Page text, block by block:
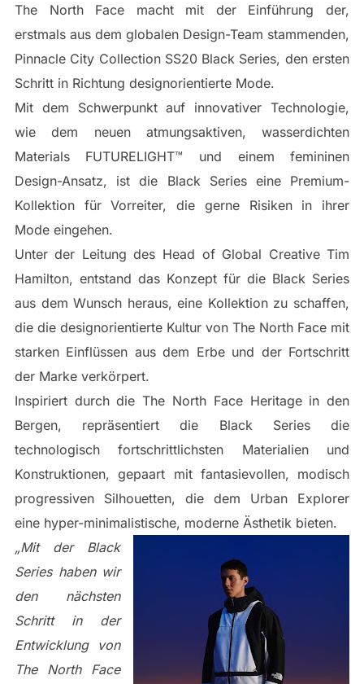
The North Face macht mit der Einführung der,
erstmals aus dem globalen Design-Team stammenden,
Pinnacle City Collection SS20 Black Series, den ersten
Schritt in Richtung designorientierte Mode.
Mit dem Schwerpunkt auf innovativer Technologie,
wie dem neuen atmungsaktiven, wasserdichten
Materials FUTURELIGHT™ und einem femininen
Design-Ansatz, ist die Black Series eine Premium-
Kollektion für Vorreiter, die gerne Risiken in ihrer
Mode eingehen.
Unter der Leitung des Head of Global Creative Tim
Hamilton, entstand das Konzept für die Black Series
aus dem Wunsch heraus, eine Kollektion zu schaffen,
die die designorientierte Kultur von The North Face mit
starken Einflüssen aus dem Erbe und der Fortschritt
der Marke verkörpert.
Inspiriert durch die The North Face Heritage in den
Bergen, repräsentiert die Black Series die
technologisch fortschrittlichsten Materialien und
Konstruktionen, gepaart mit fantasievollen, modisch
progressiven Silhouetten, die dem Urban Explorer
eine hyper-minimalistische, moderne Ästhetik bieten.
„Mit der Black
Series haben wir
den nächsten
Schritt in der
Entwicklung von
The North Face